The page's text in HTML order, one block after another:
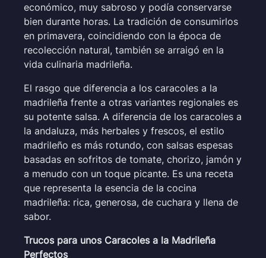
económico, muy sabroso y podía conservarse
bien durante horas. La tradición de consumirlos
en primavera, coincidiendo con la época de
recolección natural, también se arraigó en la
vida culinaria madrileña.
El rasgo que diferencia a los caracoles a la
madrileña frente a otras variantes regionales es
su potente salsa. A diferencia de los caracoles a
la andaluza, más herbales y frescos, el estilo
madrileño es más rotundo, con salsas espesas
basadas en sofritos de tomate, chorizo, jamón y
a menudo con un toque picante. Es una receta
que representa la esencia de la cocina
madrileña: rica, generosa, de cuchara y llena de
sabor.
Trucos para unos Caracoles a la Madrileña
Perfectos